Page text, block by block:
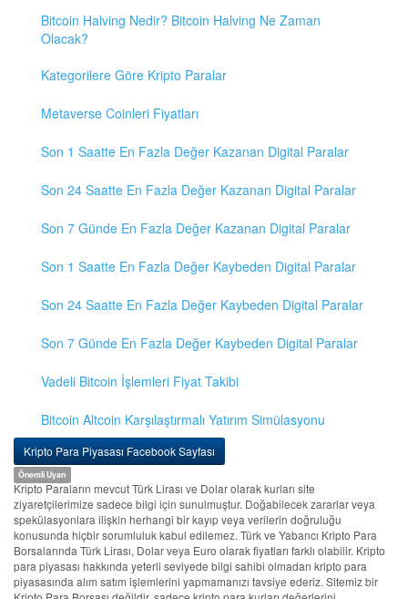
Bitcoin Halving Nedir? Bitcoin Halving Ne Zaman
Olacak?
Kategorilere Göre Kripto Paralar
Metaverse Coinleri Fiyatları
Son 1 Saatte En Fazla Değer Kazanan Digital Paralar
Son 24 Saatte En Fazla Değer Kazanan Digital Paralar
Son 7 Günde En Fazla Değer Kazanan Digital Paralar
Son 1 Saatte En Fazla Değer Kaybeden Digital Paralar
Son 24 Saatte En Fazla Değer Kaybeden Digital Paralar
Son 7 Günde En Fazla Değer Kaybeden Digital Paralar
Vadeli Bitcoin İşlemleri Fiyat Takibi
Bitcoin Altcoin Karşılaştırmalı Yatırım Simülasyonu
Kripto Para Piyasası Facebook Sayfası
Önemli Uyarı
Kripto Paraların mevcut Türk Lirası ve Dolar olarak kurları site
ziyaretçilerimize sadece bilgi için sunulmuştur. Doğabilecek zararlar veya
spekülasyonlara ilişkin herhangi bir kayıp veya verilerin doğruluğu
konusunda hiçbir sorumluluk kabul edilemez. Türk ve Yabancı Kripto Para
Borsalarında Türk Lirası, Dolar veya Euro olarak fiyatları farklı olabilir. Kripto
para piyasası hakkında yeterli seviyede bilgi sahibi olmadan kripto para
piyasasında alım satım işlemlerini yapmamanızı tavsiye ederiz. Sitemiz bir